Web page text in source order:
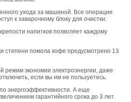
ухода за машиной. Все операции
к заварочному блоку для очистки.
напитков позволяет каждому
степени помола кофе предусмотрено 13
режим экономии электроэнергии, даже
если вы им не пользуетесь.
энергоэффективности. А еще
гарантийного срока до 3 лет.